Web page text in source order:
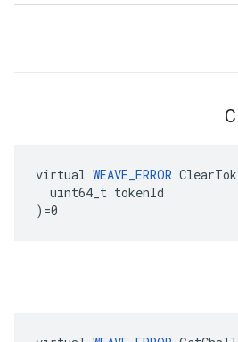
virtual WEAVE_ERROR
  uint64_t tokenId
)=0